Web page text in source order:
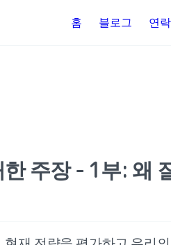
홈 블로그 연
주장 - 1부: 왜